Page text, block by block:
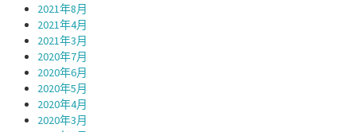
2021年8月
2021年4月
2021年3月
2020年7月
2020年6月
2020年5月
2020年4月
2020年3月